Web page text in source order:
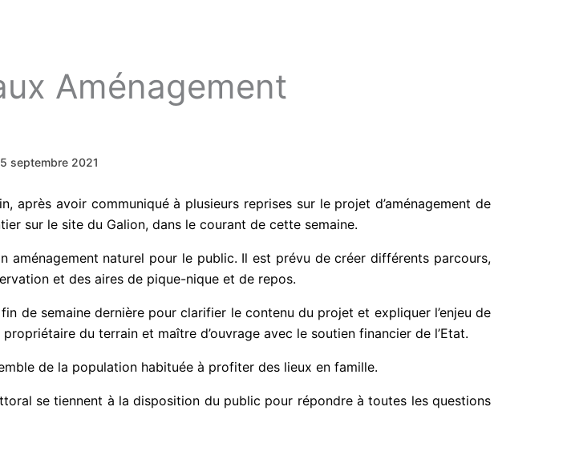
Aménagement
septembre 2021
avoir communiqué à plusieurs reprises sur le projet d’aménagement de
sur le site du Galion, dans le courant de cette semaine.
naturel pour le public. Il est prévu de créer différents parcours,
et des aires de pique-nique et de repos.
de semaine dernière pour clarifier le contenu du projet et expliquer l’enjeu de
du terrain et maître d’ouvrage avec le soutien financier de l’Etat.
de la population habituée à profiter des lieux en famille.
se tiennent à la disposition du public pour répondre à toutes les questions